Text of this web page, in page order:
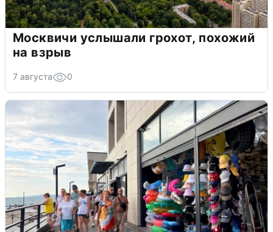
Москвичи услышали грохот, похожий
на взрыв
7 августа 0